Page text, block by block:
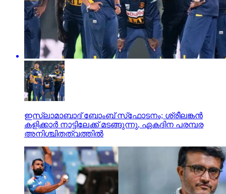
ഇസ്ലാമാബാദ് ബോംബ് സ്‌ഫോടനം; ശ്രീലങ്കന്‍
കളിക്കാര്‍ നാട്ടിലേക്ക് മടങ്ങുന്നു, ഏകദിന പരമ്പര
അനിശ്ചിതത്വത്തില്‍